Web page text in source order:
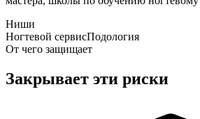
Ниши
Ногтевой сервисПодология
От чего защищает
Закрывает эти риски